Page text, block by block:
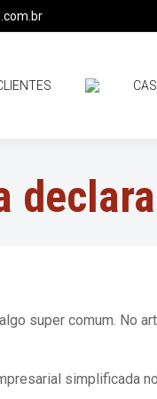
super comum. No
simplificada